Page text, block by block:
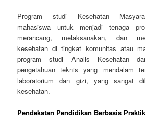
Program studi Kesehatan
mahasiswa untuk menjadi tenaga
merancang, melaksanakan, dan
kesehatan di tingkat komunitas atau
program studi Analis Kesehatan
pengetahuan teknis yang mendalam
laboratorium dan gizi, yang sangat
kesehatan.
Pendekatan Pendidikan Berbasis Praktik